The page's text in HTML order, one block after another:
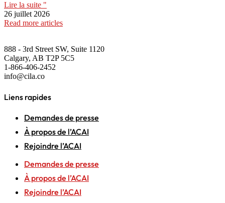
Lire la suite "
26 juillet 2026
Read more articles
888 - 3rd Street SW, Suite 1120
Calgary, AB T2P 5C5
1-866-406-2452
info@cila.co
Liens rapides
Demandes de presse
À propos de l’ACAI
Rejoindre l’ACAI
Demandes de presse
À propos de l’ACAI
Rejoindre l’ACAI